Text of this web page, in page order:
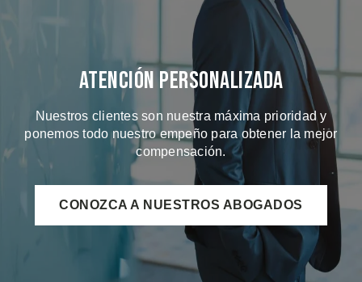
Atención Personalizada
Nuestros clientes son nuestra máxima prioridad y
ponemos todo nuestro empeño para obtener la mejor
compensación.
CONOZCA A NUESTROS ABOGADOS